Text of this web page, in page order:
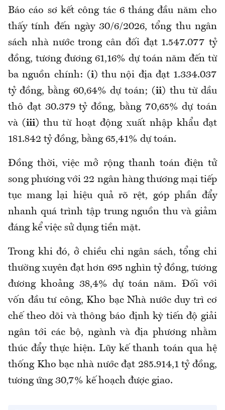
Báo cáo sơ kết công tác 6 tháng đầu năm cho
thấy tính đến ngày 30/6/2026, tổng thu ngân
sách nhà nước trong cân đối đạt 1.547.077 tỷ
đồng, tương đương 61,16% dự toán năm đến từ
ba nguồn chính: (i) thu nội địa đạt 1.334.037
tỷ đồng, bằng 60,64% dự toán; (ii) thu từ dầu
thô đạt 30.379 tỷ đồng, bằng 70,65% dự toán
và (iii) thu từ hoạt động xuất nhập khẩu đạt
181.842 tỷ đồng, bằng 65,41% dự toán.
Đồng thời,việc mở rộng thanh toán điện tử
song phương với 22 ngân hàng thương mại tiếp
tục mang lại hiệu quả rõ rệt, góp phần đẩy
nhanh quá trình tập trung nguồn thu và giảm
đáng kể việc sử dụng tiền mặt.
Trong khi đó, ở chiều chi ngân sách,tổng chi
thường xuyên đạt hơn 695 nghìn tỷ đồng, tương
đương khoảng 38,4% dự toán năm. Đối với
vốn đầu tư công, Kho bạc Nhà nước duy trì cơ
chế theo dõi và thông báo định kỳ tiến độ giải
ngân tới các bộ, ngành và địa phương nhằm
thúc đẩy thực hiện. Lũy kế thanh toán qua hệ
thống Kho bạc nhà nướcđạt 285.914,1 tỷ đồng,
tương ứng 30,7% kế hoạch được giao.